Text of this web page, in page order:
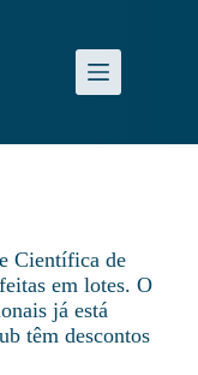
Científica de
em lotes. O
já está
têm descontos